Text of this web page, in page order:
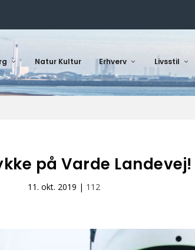
Natur Kultur Erhverv Livsstil
på Varde Landevej!
11. okt. 2019 | 112